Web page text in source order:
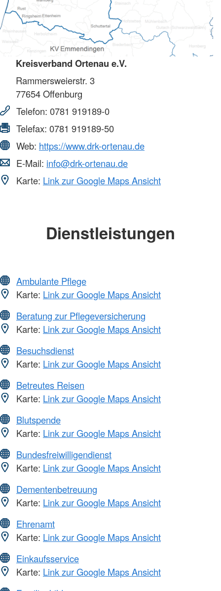
Kreisverband Ortenau e.V.
Rammersweierstr. 3
77654Offenburg
Telefon: 0781 919189-0
Telefax: 0781 919189-50
Web: https://www.drk-ortenau.de
E-Mail: info@drk-ortenau.de
Karte: Link zur Google Maps Ansicht
Dienstleistungen
Ambulante Pflege
Karte: Link zur Google Maps Ansicht
Beratung zur Pflegeversicherung
Karte: Link zur Google Maps Ansicht
Besuchsdienst
Karte: Link zur Google Maps Ansicht
Betreutes Reisen
Karte: Link zur Google Maps Ansicht
Blutspende
Karte: Link zur Google Maps Ansicht
Bundesfreiwilligendienst
Karte: Link zur Google Maps Ansicht
Dementenbetreuung
Karte: Link zur Google Maps Ansicht
Ehrenamt
Karte: Link zur Google Maps Ansicht
Einkaufsservice
Karte: Link zur Google Maps Ansicht